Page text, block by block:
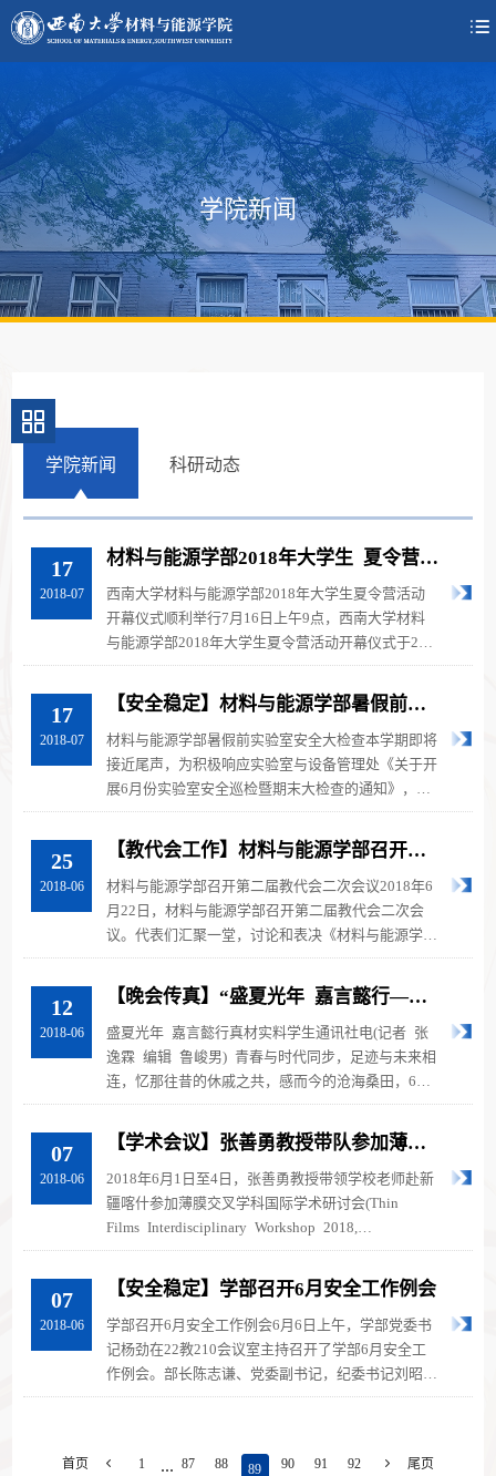

学院新闻
学院新闻 科研动态
17
2018-07
材料与能源学部2018年大学生 夏令营活
动开幕仪式顺利举行
西南大学材料与能源学部2018年大学生夏令营活动
开幕仪式顺利举行7月16日上午9点，西南大学材料
与能源学部2018年大学生夏令营活动开幕仪式于21
教210教室举行。材料与能源学部党委书...
17
2018-07
【安全稳定】材料与能源学部暑假前实
验室安全大检查
材料与能源学部暑假前实验室安全大检查本学期即将
接近尾声，为积极响应实验室与设备管理处《关于开
展6月份实验室安全巡检暨期末大检查的通知》，防
止师生产生麻痹大意思想，提高学...
25
2018-06
【教代会工作】材料与能源学部召开第
二届教代会二次会议
材料与能源学部召开第二届教代会二次会议2018年6
月22日，材料与能源学部召开第二届教代会二次会
议。代表们汇聚一堂，讨论和表决《材料与能源学部
绩效分配方案》（修订稿）。大会应...
12
2018-06
【晚会传真】“盛夏光年 嘉言懿行——
记材料与能源学部毕业生欢送晚会
盛夏光年 嘉言懿行真材实料学生通讯社电(记者 张
逸霖 编辑 鲁峻男) 青春与时代同步，足迹与未来相
连，忆那往昔的休戚之共，感而今的沧海桑田，6月9
日晚七点，以“盛夏光年，嘉言懿...
07
2018-06
【学术会议】张善勇教授带队参加薄膜
交叉学科国际学术研讨会
2018年6月1日至4日，张善勇教授带领学校老师赴新
疆喀什参加薄膜交叉学科国际学术研讨会(Thin
Films Interdisciplinary Workshop 2018,
TFIW2018)。本次会议由国际薄膜学会、西南大...
07
2018-06
【安全稳定】学部召开6月安全工作例会
学部召开6月安全工作例会6月6日上午，学部党委书
记杨劲在22教210会议室主持召开了学部6月安全工
作例会。部长陈志谦、党委副书记，纪委书记刘昭
暾、副部长徐茂文、副部长程南璞以及...
首页  1 87 88 89 90 91 92  尾页